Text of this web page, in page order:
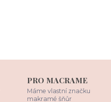
PRO MACRAME
Máme vlastní značku
makramé šňůr